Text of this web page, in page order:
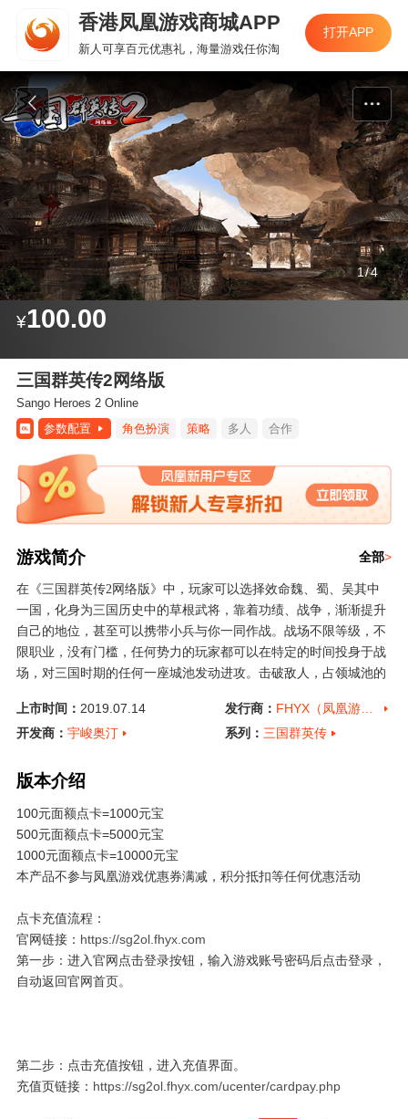
香港凤凰游戏商城APP
新人可享百元优惠礼，海量游戏任你淘
打开APP
香港凤凰游戏商城APP
新人可享百元优惠礼，海量游戏任你淘
打开APP
1/4
¥100.00
三国群英传2网络版
Sango Heroes 2 Online
参数配置
角色扮演 策略 多人 合作
游戏简介 全部>
在《三国群英传2网络版》中，玩家可以选择效命魏、蜀、吴其中
一国，化身为三国历史中的草根武将，靠着功绩、战争，渐渐提升
自己的地位，甚至可以携带小兵与你一同作战。战场不限等级，不
限职业，没有门槛，任何势力的玩家都可以在特定的时间投身于战
场，对三国时期的任何一座城池发动进攻。击破敌人，占领城池的
上市时间： 2019.07.14 发行商：
开发商： 宇峻奥汀 系列：三国群英传
版本介绍
100元面额点卡=1000元宝
500元面额点卡=5000元宝
1000元面额点卡=10000元宝
本产品不参与凤凰游戏优惠券满减，积分抵扣等任何优惠活动
点卡充值流程：
官网链接： https://sg2ol.fhyx.com
第一步：进入官网点击登录按钮，输入游戏账号密码后点击登录，
自动返回官网首页。
第二步：点击充值按钮，进入充值界面。
充值页链接： https://sg2ol.fhyx.com/ucenter/cardpay.php